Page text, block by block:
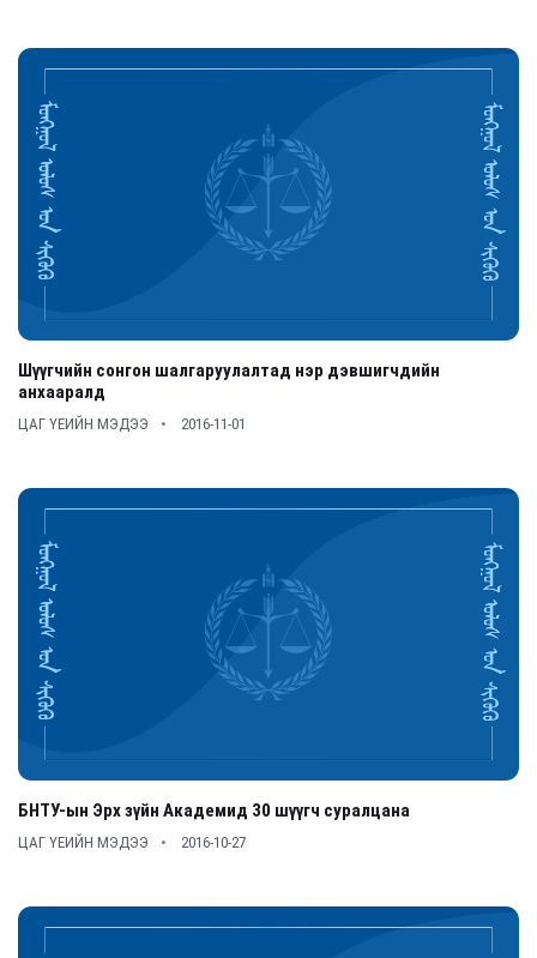
Шүүгчийн сонгон шалгаруулалтад нэр дэвшигчдийн
анхааралд
ЦАГ ҮЕИЙН МЭДЭЭ 2016-11-01
БНТУ-ын Эрх зүйн Академид 30 шүүгч суралцана
ЦАГ ҮЕИЙН МЭДЭЭ 2016-10-27